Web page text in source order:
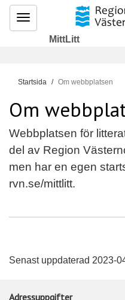
Meny
MittLitt
D
ä
r
h
ä
r
:
Startsida Om webbplatsen
Om
Webbplatsen för
del av Region
men har en egen
rvn.se/mittlitt.
Senast uppdaterad 2023-
Adressuppgifter